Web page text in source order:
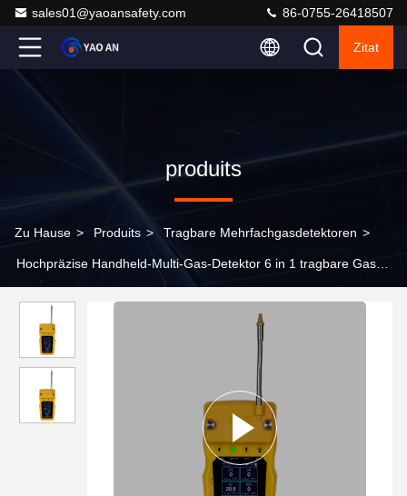
sales01@yaoansafety.com 86-0755-26418507
Zitat
produits
Zu Hause > Produits > Tragbare Mehrfachgasdetektoren >
Hochpräzise Handheld-Multi-Gas-Detektor 6 in 1 tragbare Gas-